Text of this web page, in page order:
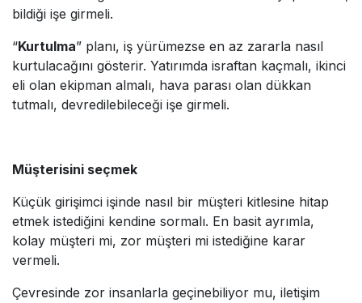
bildiği işe girmeli.
“Kurtulma” planı, iş yürümezse en az zararla nasıl
kurtulacağını gösterir. Yatırımda israftan kaçmalı, ikinci
eli olan ekipman almalı, hava parası olan dükkan
tutmalı, devredilebileceği işe girmeli.
Müşterisini seçmek
Küçük girişimci işinde nasıl bir müşteri kitlesine hitap
etmek istediğini kendine sormalı. En basit ayrımla,
kolay müşteri mi, zor müşteri mi istediğine karar
vermeli.
Çevresinde zor insanlarla geçinebiliyor mu, iletişim